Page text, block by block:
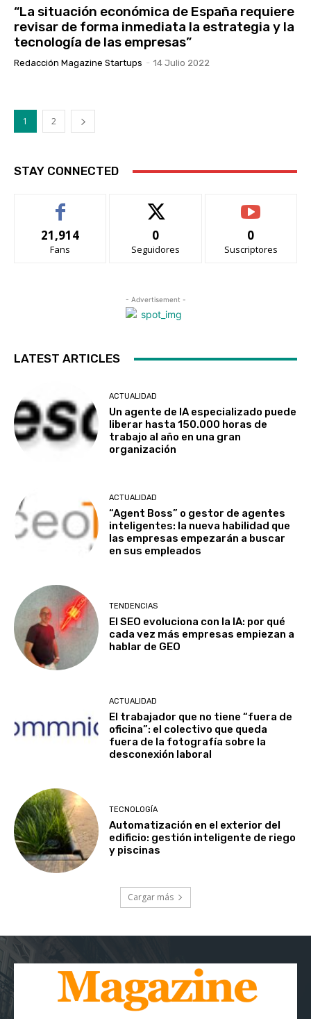
“La situación económica de España requiere
revisar de forma inmediata la estrategia y la
tecnología de las empresas”
Redacción Magazine Startups - 14 Julio 2022
1 2
STAY CONNECTED
21,914
Fans
0
Seguidores
0
Suscriptores
- Advertisement -
LATEST ARTICLES
ACTUALIDAD
Un agente de IA especializado puede
liberar hasta 150.000 horas de
trabajo al año en una gran
organización
ACTUALIDAD
“Agent Boss” o gestor de agentes
inteligentes: la nueva habilidad que
las empresas empezarán a buscar
en sus empleados
TENDENCIAS
El SEO evoluciona con la IA: por qué
cada vez más empresas empiezan a
hablar de GEO
ACTUALIDAD
El trabajador que no tiene “fuera de
oficina”: el colectivo que queda
fuera de la fotografía sobre la
desconexión laboral
TECNOLOGÍA
Automatización en el exterior del
edificio: gestión inteligente de riego
y piscinas
Cargar más